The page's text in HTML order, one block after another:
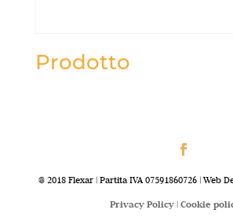
Prodotto
@ 2018 Flexar | Partita IVA 07591860726 | Web
Privacy Policy |Cookie